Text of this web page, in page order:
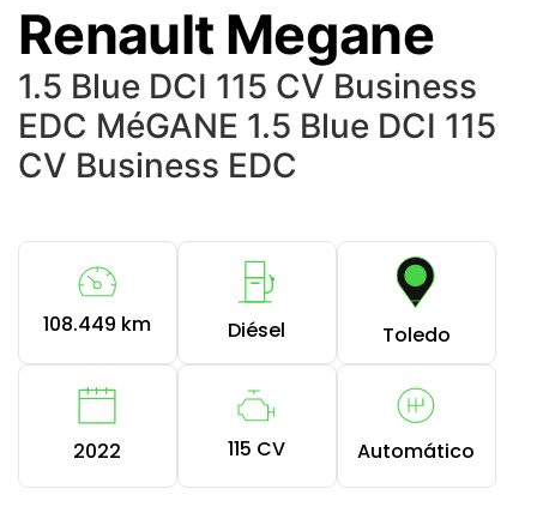
Renault Megane
1.5 Blue DCI 115 CV Business
EDC MéGANE 1.5 Blue DCI 115
CV Business EDC
108.449 km Diésel Toledo
2022 115 CV Automático